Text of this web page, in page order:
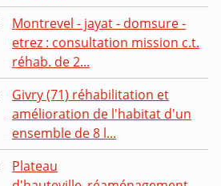
Montrevel - jayat - domsure -
etrez : consultation mission c.t.
réhab. de 2...
Givry (71) réhabilitation et
amélioration de l'habitat d'un
ensemble de 8 l...
Plateau